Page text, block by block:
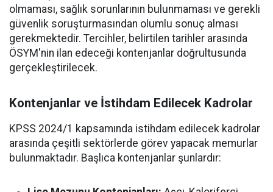
olmaması, sağlık sorunlarının bulunmaması ve gerekli
güvenlik soruşturmasından olumlu sonuç alması
gerekmektedir. Tercihler, belirtilen tarihler arasında
ÖSYM'nin ilan edeceği kontenjanlar doğrultusunda
gerçekleştirilecek.
Kontenjanlar ve İstihdam Edilecek Kadrolar
KPSS 2024/1 kapsamında istihdam edilecek kadrolar
arasında çeşitli sektörlerde görev yapacak memurlar
bulunmaktadır. Başlıca kontenjanlar şunlardır: